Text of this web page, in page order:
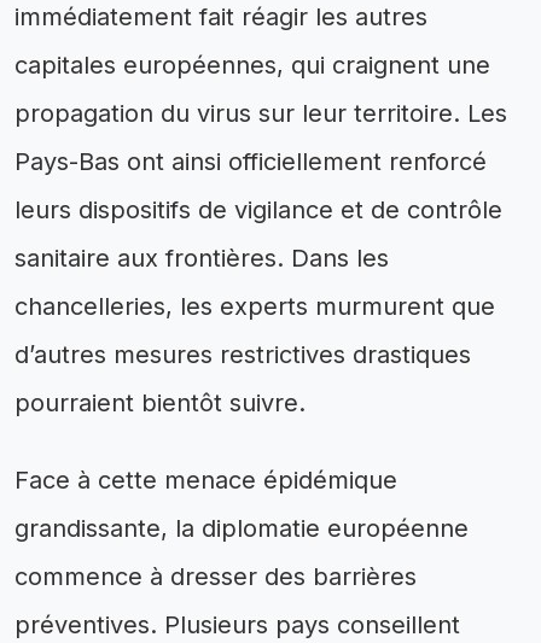
immédiatement fait réagir les autres
capitales européennes, qui craignent une
propagation du virus sur leur territoire. Les
Pays-Bas ont ainsi officiellement renforcé
leurs dispositifs de vigilance et de contrôle
sanitaire aux frontières. Dans les
chancelleries, les experts murmurent que
d’autres mesures restrictives drastiques
pourraient bientôt suivre.
Face à cette menace épidémique
grandissante, la diplomatie européenne
commence à dresser des barrières
préventives. Plusieurs pays conseillent